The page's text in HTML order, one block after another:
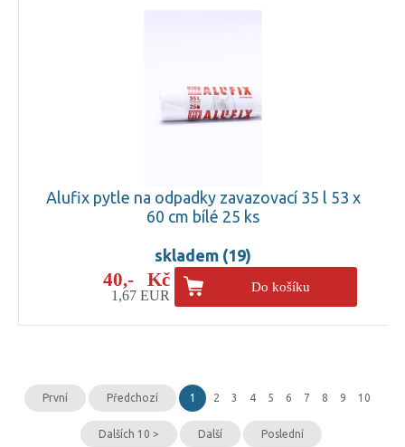
Alufix pytle na odpadky zavazovací 35 l 53 x
60 cm bílé 25 ks
skladem (19)
40,- Kč
1,67 EUR
Do košíku
První Předchozí 1 2 3 4 5 6 7 8 9 10
Dalších 10 > Další Poslední